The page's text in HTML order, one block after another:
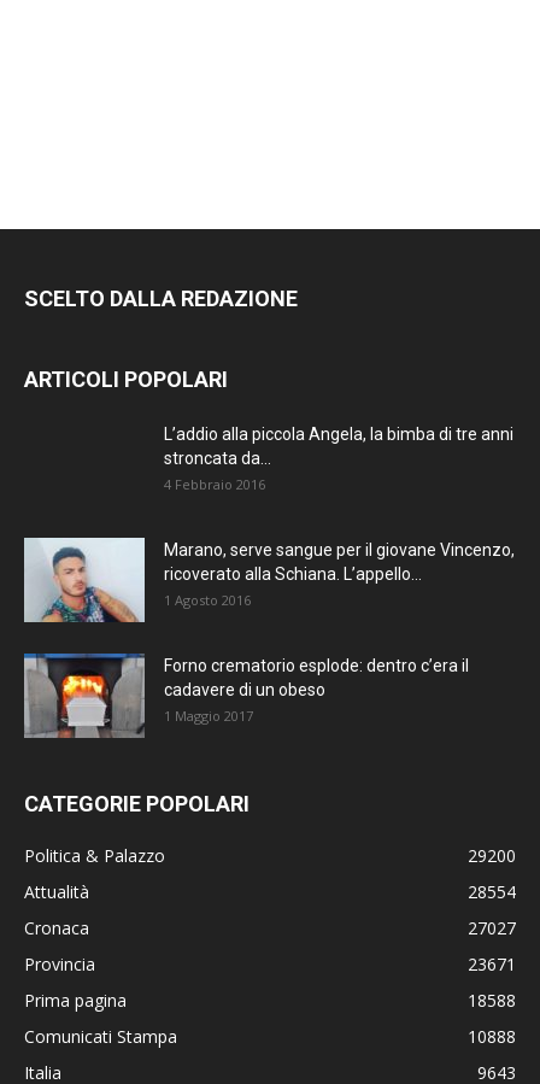
SCELTO DALLA REDAZIONE
ARTICOLI POPOLARI
L’addio alla piccola Angela, la bimba di tre anni
stroncata da...
4 Febbraio 2016
Marano, serve sangue per il giovane Vincenzo,
ricoverato alla Schiana. L’appello...
1 Agosto 2016
Forno crematorio esplode: dentro c’era il
cadavere di un obeso
1 Maggio 2017
CATEGORIE POPOLARI
Politica & Palazzo
29200
Attualità
28554
Cronaca
27027
Provincia
23671
Prima pagina
18588
Comunicati Stampa
10888
Italia
9643